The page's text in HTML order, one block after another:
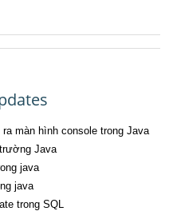
màn hình console trong Java
Java
java
java
trong SQL